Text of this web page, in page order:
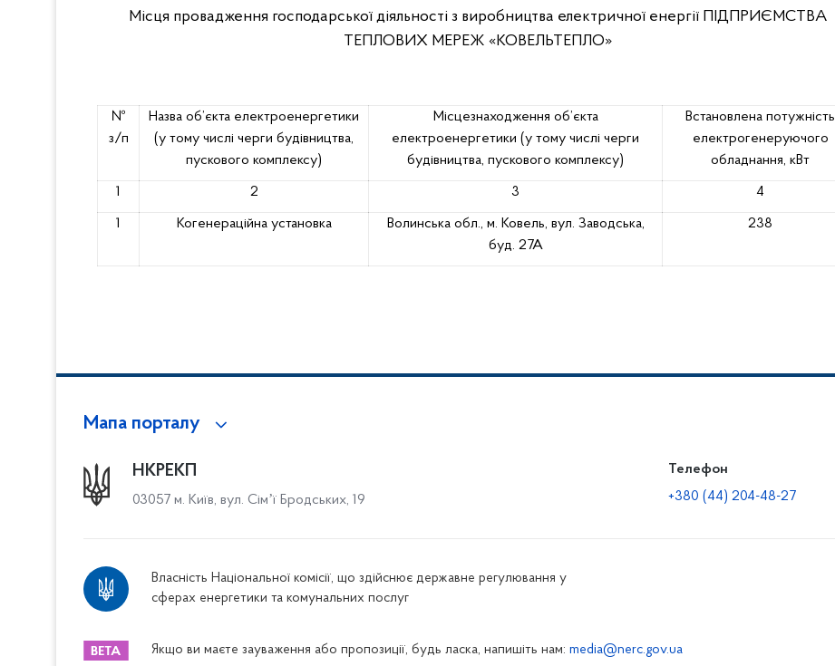
Місця провадження господарської діяльності з виробництва електричної енергії ПІДПРИЄМСТВА
ТЕПЛОВИХ МЕРЕЖ «КОВЕЛЬТЕПЛО»
№
з/п
Назва об’єкта електроенергетики
(у тому числі черги будівництва,
пускового комплексу)
Місцезнаходження об’єкта
електроенергетики (у тому числі черги
будівництва, пускового комплексу)
Встановлена потужність
електрогенеруючого
обладнання, кВт
1 2 3 4
1 Когенераційна установка Волинська обл., м. Ковель, вул. Заводська,
буд. 27А
238
Мапа порталу
НКРЕКП
03057 м. Київ, вул. Сімʼї Бродських, 19
Телефон
+380 (44) 204-48-27
Власність Національної комісії, що здійснює державне регулювання у
сферах енергетики та комунальних послуг
Якщо ви маєте зауваження або пропозиції, будь ласка, напишіть нам: media@nerc.gov.ua